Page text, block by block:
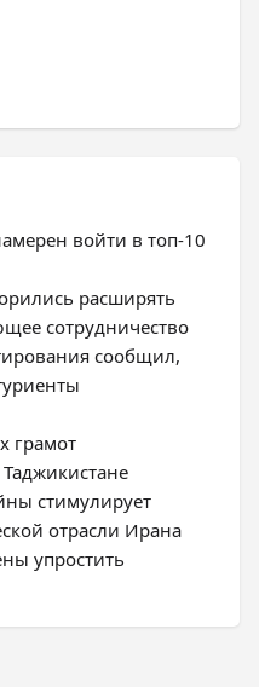
войти в топ-10
расширять
сотрудничество
сообщил,
грамот
стимулирует
отрасли Ирана
упростить